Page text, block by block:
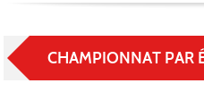
CHAMPIONNAT PAR